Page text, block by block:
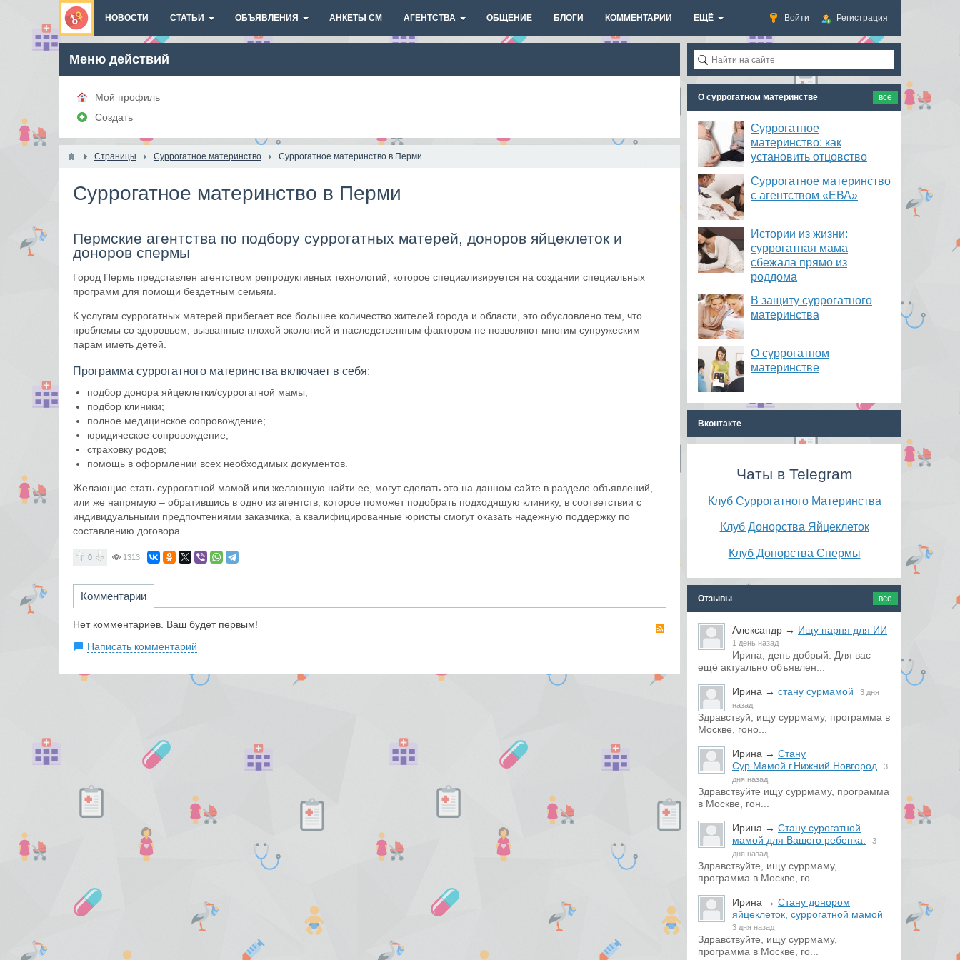
Войти Регистрация
НОВОСТИ СТАТЬИ ОБЪЯВЛЕНИЯ АНКЕТЫ СМ АГЕНТСТВА ОБЩЕНИЕ БЛОГИ КОММЕНТАРИИ ЕЩЁ
Меню действий
Мой профиль
Создать
Страницы Суррогатное материнство Суррогатное материнство в Перми
Суррогатное материнство в Перми
Пермские агентства по подбору суррогатных матерей, доноров яйцеклеток и
доноров спермы
Город Пермь представлен агентством репродуктивных технологий, которое специализируется на создании специальных
программ для помощи бездетным семьям.
К услугам суррогатных матерей прибегает все большее количество жителей города и области, это обусловлено тем, что
проблемы со здоровьем, вызванные плохой экологией и наследственным фактором не позволяют многим супружеским
парам иметь детей.
Программа суррогатного материнства включает в себя:
подбор донора яйцеклетки/суррогатной мамы;
подбор клиники;
полное медицинское сопровождение;
юридическое сопровождение;
страховку родов;
помощь в оформлении всех необходимых документов.
Желающие стать суррогатной мамой или желающую найти ее, могут сделать это на данном сайте в разделе объявлений,
или же напрямую – обратившись в одно из агентств, которое поможет подобрать подходящую клинику, в соответствии с
индивидуальными предпочтениями заказчика, а квалифицированные юристы смогут оказать надежную поддержку по
составлению договора.
0 1313
Комментарии
Нет комментариев. Ваш будет первым!
Написать комментарий
О суррогатном материнстве все
Суррогатное
материнство: как
установить отцовство
Суррогатное материнство
с агентством «ЕВА»
Истории из жизни:
суррогатная мама
сбежала прямо из
роддома
В защиту суррогатного
материнства
О суррогатном
материнстве
Вконтакте
Чаты в Telegram
Клуб Суррогатного Материнства
Клуб Донорства Яйцеклеток
Клуб Донорства Спермы
Отзывы все
Александр → Ищу парня для ИИ
1 день назад
Ирина, день добрый. Для вас
ещё актуально объявлен...
Ирина → стану сурмамой
3 дня
назад
Здравствуй, ищу суррмаму, программа в
Москве, гоно...
Ирина → Стану
Сур.Мамой.г.Нижний Новгород
3
дня назад
Здравствуйте ищу суррмаму, программа
в Москве, гон...
Ирина → Стану сурогатной
мамой для Вашего ребенка.
3
дня назад
Здравствуйте, ищу суррмаму,
программа в Москве, го...
Ирина → Стану донором
яйцеклеток, суррогатной мамой
3 дня назад
Здравствуйте, ищу суррмаму,
программа в Москве, го...